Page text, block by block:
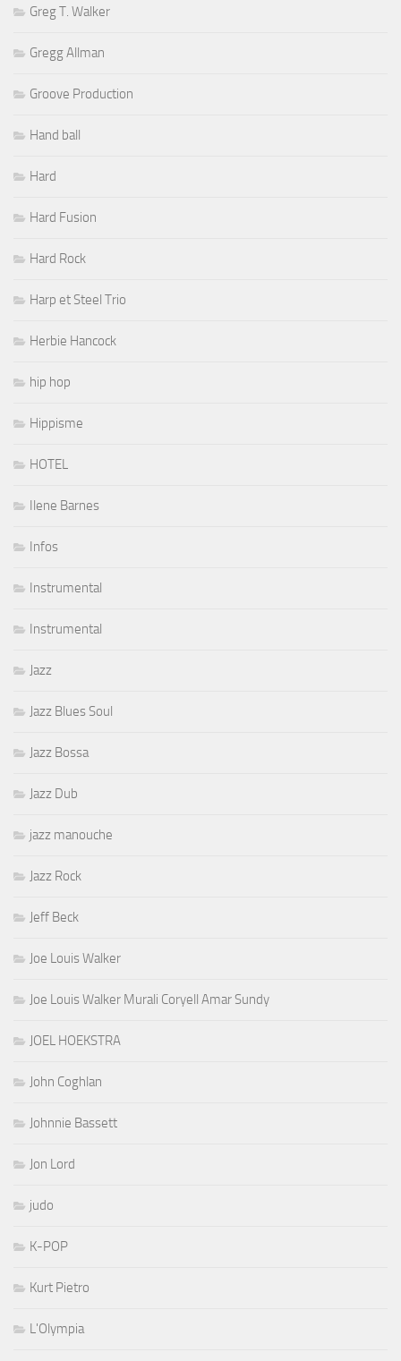
Greg T. Walker
Gregg Allman
Groove Production
Hand ball
Hard
Hard Fusion
Hard Rock
Harp et Steel Trio
Herbie Hancock
hip hop
Hippisme
HOTEL
Ilene Barnes
Infos
Instrumental
Instrumental
Jazz
Jazz Blues Soul
Jazz Bossa
Jazz Dub
jazz manouche
Jazz Rock
Jeff Beck
Joe Louis Walker
Joe Louis Walker Murali Coryell Amar Sundy
JOEL HOEKSTRA
John Coghlan
Johnnie Bassett
Jon Lord
judo
K-POP
Kurt Pietro
L'Olympia